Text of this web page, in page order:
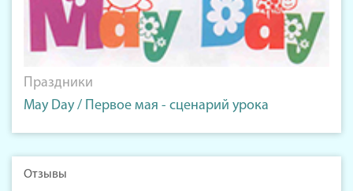
Праздники
May Day / Первое мая - сценарий урока
Отзывы